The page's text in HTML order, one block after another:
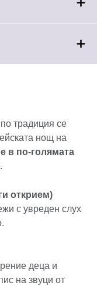
традиция се
нощ на
в по-голямата
.
открием)
с увреден слух
деца и
на звуци от